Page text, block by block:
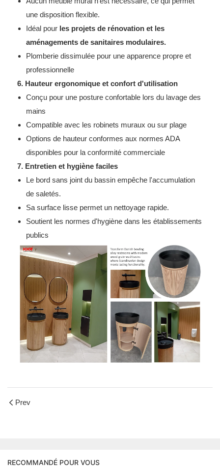
une disposition flexible.
Idéal pour les projets de rénovation et les
aménagements de sanitaires modulaires.
Plomberie dissimulée pour une apparence propre et
professionnelle
6. Hauteur ergonomique et confort d'utilisation
Conçu pour une posture confortable lors du lavage des
mains
Compatible avec les robinets muraux ou sur plage
Options de hauteur conformes aux normes ADA
disponibles pour la conformité commerciale
7. Entretien et hygiène faciles
Le bord sans joint du bassin empêche l'accumulation
de saletés.
Sa surface lisse permet un nettoyage rapide.
Soutient les normes d'hygiène dans les établissements
publics
Prev
RECOMMANDÉ POUR VOUS